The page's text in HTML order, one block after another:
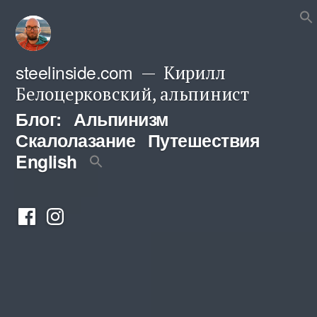
Перейти
содержимому
steelinside.com
Кирилл
Белоцерковский, альпинист
Блог: Альпинизм
Скалолазание Путешествия
English
ФейсбукИнстаграм